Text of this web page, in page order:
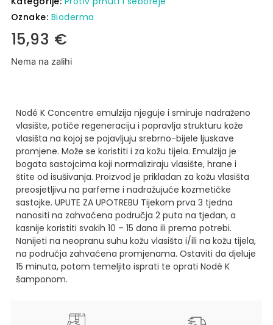
Oznake: Bioderma
15,93 €
Nema na zalihi
Nodé K Concentre emulzija njeguje i smiruje nadraženo
vlasište, potiče regeneraciju i popravlja strukturu kože
vlasišta na kojoj se pojavljuju srebrno-bijele ljuskave
promjene. Može se koristiti i za kožu tijela. Emulzija je
bogata sastojcima koji normaliziraju vlasište, hrane i
štite od isušivanja. Proizvod je prikladan za kožu vlasišta
preosjetljivu na parfeme i nadražujuće kozmetičke
sastojke. UPUTE ZA UPOTREBU Tijekom prva 3 tjedna
nanositi na zahvaćena područja 2 puta na tjedan, a
kasnije koristiti svakih 10 – 15 dana ili prema potrebi.
Nanijeti na neopranu suhu kožu vlasišta i/ili na kožu tijela,
na područja zahvaćena promjenama. Ostaviti da djeluje
15 minuta, potom temeljito isprati te oprati Nodé K
šamponom.